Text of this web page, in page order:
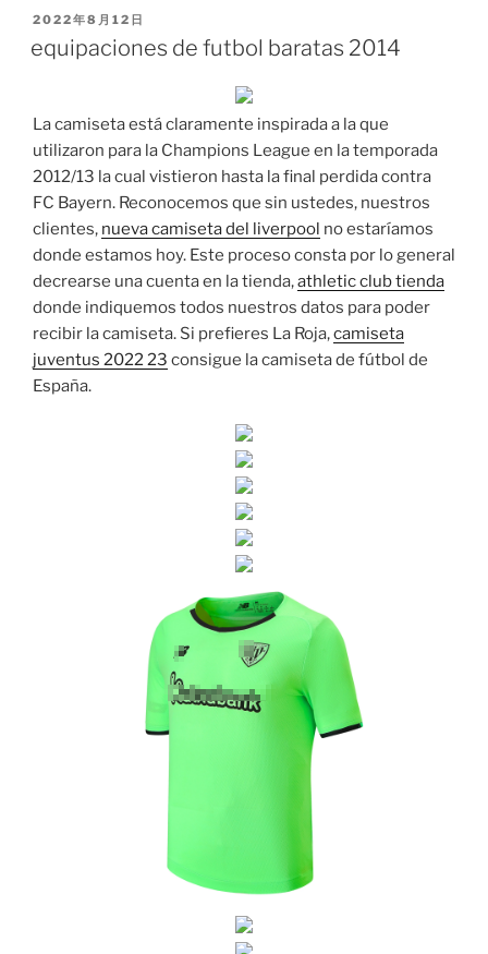
PUBLICADO
2022年8月12日
equipaciones de futbol baratas 2014
La camiseta está claramente inspirada a la que
utilizaron para la Champions League en la temporada
2012/13 la cual vistieron hasta la final perdida contra
FC Bayern. Reconocemos que sin ustedes, nuestros
clientes, nueva camiseta del liverpool no estaríamos
donde estamos hoy. Este proceso consta por lo general
decrearse una cuenta en la tienda,athletic club tienda
donde indiquemos todos nuestros datos para poder
recibir la camiseta. Si prefieres La Roja,camiseta
juventus 2022 23 consigue la camiseta de fútbol de
España.